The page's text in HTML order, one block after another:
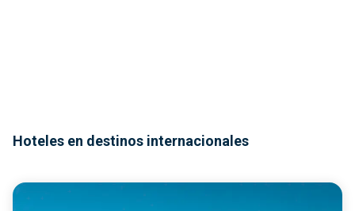
Hoteles en destinos internacionales